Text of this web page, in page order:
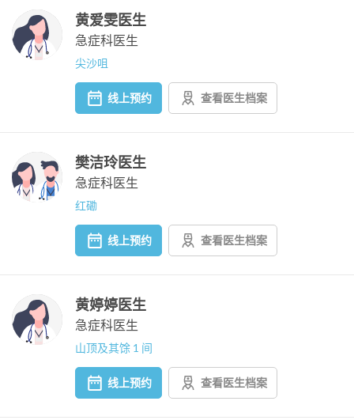
黄爱雯医生
急症科医生
尖沙咀
线上预约 查看医生档案
樊洁玲医生
急症科医生
红磡
线上预约 查看医生档案
黄婷婷医生
急症科医生
山顶及其馀 1 间
线上预约 查看医生档案